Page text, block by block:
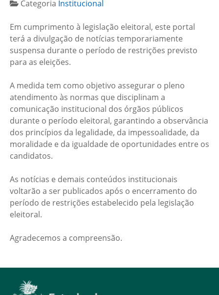
Categoria Institucional
Em cumprimento à legislação eleitoral, este portal
terá a divulgação de notícias temporariamente
suspensa durante o período de restrições previsto
para as eleições.
A medida tem como objetivo assegurar o pleno
atendimento às normas que disciplinam a
comunicação institucional dos órgãos públicos
durante o período eleitoral, garantindo a observância
dos princípios da legalidade, da impessoalidade, da
moralidade e da igualdade de oportunidades entre os
candidatos.
As notícias e demais conteúdos institucionais
voltarão a ser publicados após o encerramento do
período de restrições estabelecido pela legislação
eleitoral.
Agradecemos a compreensão.